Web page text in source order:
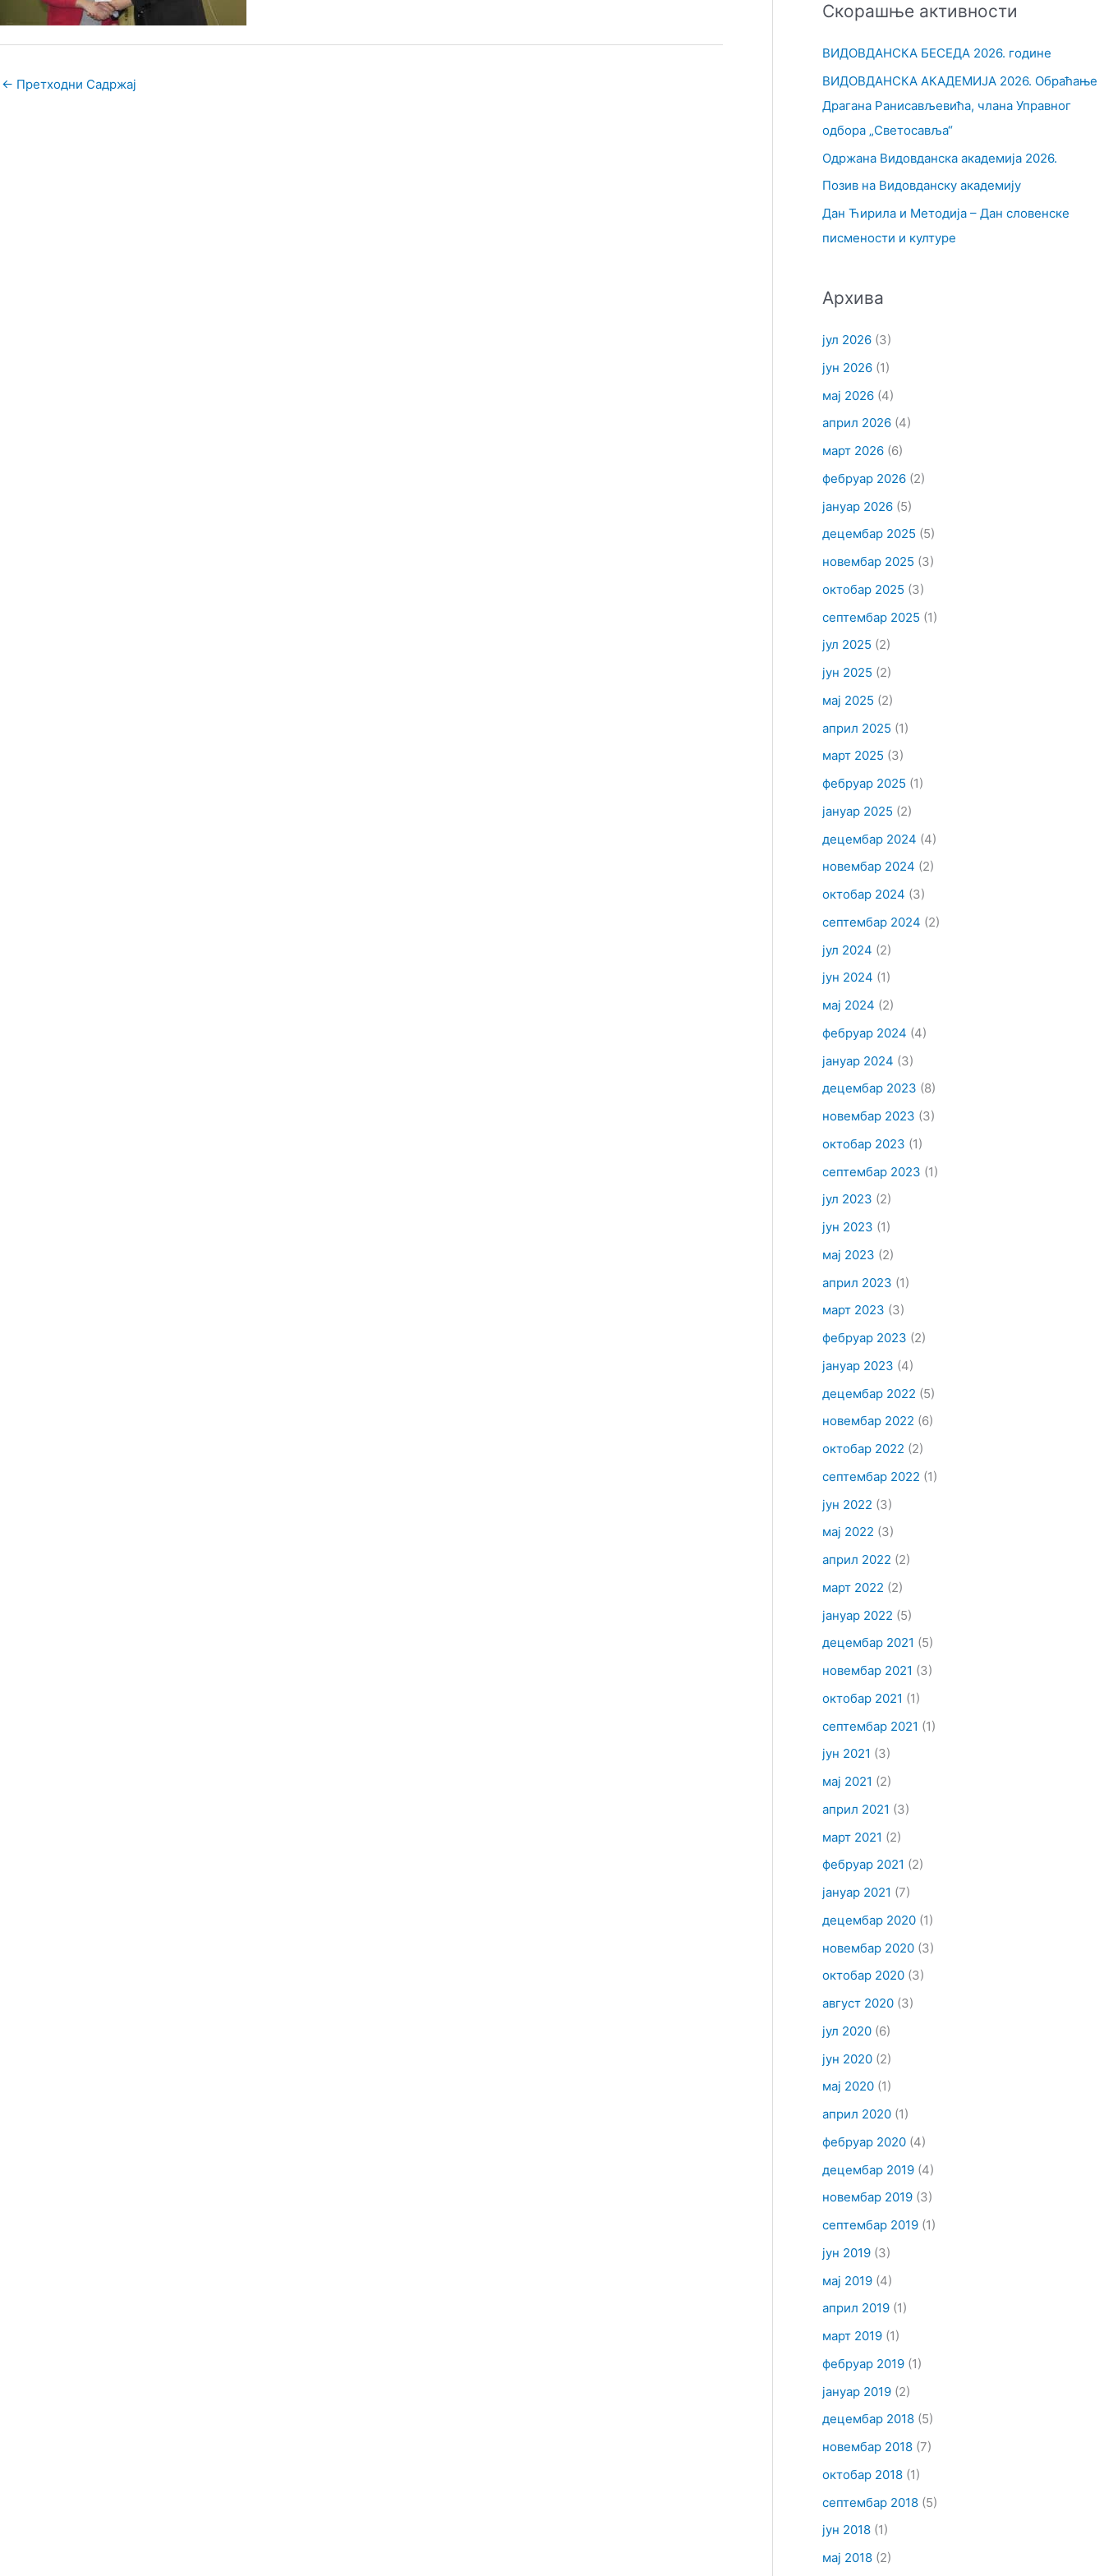
← Претходни Садржај
т
р
а
:
Скорашње активности
ВИДОВДАНСКА БЕСЕДА 2026. године
ВИДОВДАНСКА АКАДЕМИЈА 2026. Обраћање
Драгана Ранисављевића, члана Управног
одбора „Светосавља“
Одржана Видовданска академија 2026.
Позив на Видовданску академију
Дан Ћирила и Методија – Дан словенске
писмености и културе
Архива
јул 2026(3)
јун 2026(1)
мај 2026(4)
април 2026(4)
март 2026(6)
фебруар 2026(2)
јануар 2026(5)
децембар 2025 (5)
новембар 2025 (3)
октобар 2025 (3)
септембар 2025 (1)
јул 2025 (2)
јун 2025 (2)
мај 2025 (2)
април 2025 (1)
март 2025 (3)
фебруар 2025 (1)
јануар 2025 (2)
децембар 2024 (4)
новембар 2024 (2)
октобар 2024 (3)
септембар 2024 (2)
јул 2024 (2)
јун 2024 (1)
мај 2024 (2)
фебруар 2024 (4)
јануар 2024 (3)
децембар 2023 (8)
новембар 2023 (3)
октобар 2023 (1)
септембар 2023 (1)
јул 2023 (2)
јун 2023 (1)
мај 2023 (2)
април 2023 (1)
март 2023 (3)
фебруар 2023 (2)
јануар 2023 (4)
децембар 2022 (5)
новембар 2022 (6)
октобар 2022 (2)
септембар 2022 (1)
јун 2022 (3)
мај 2022 (3)
април 2022 (2)
март 2022 (2)
јануар 2022 (5)
децембар 2021 (5)
новембар 2021 (3)
октобар 2021 (1)
септембар 2021 (1)
јун 2021 (3)
мај 2021 (2)
април 2021 (3)
март 2021 (2)
фебруар 2021 (2)
јануар 2021 (7)
децембар 2020(1)
новембар 2020(3)
октобар 2020(3)
август 2020(3)
јул 2020(6)
јун 2020(2)
мај 2020(1)
април 2020(1)
фебруар 2020(4)
децембар 2019(4)
новембар 2019(3)
септембар 2019(1)
јун 2019(3)
мај 2019(4)
април 2019(1)
март 2019(1)
фебруар 2019(1)
јануар 2019(2)
децембар 2018(5)
новембар 2018(7)
октобар 2018(1)
септембар 2018(5)
јун 2018(1)
мај 2018(2)